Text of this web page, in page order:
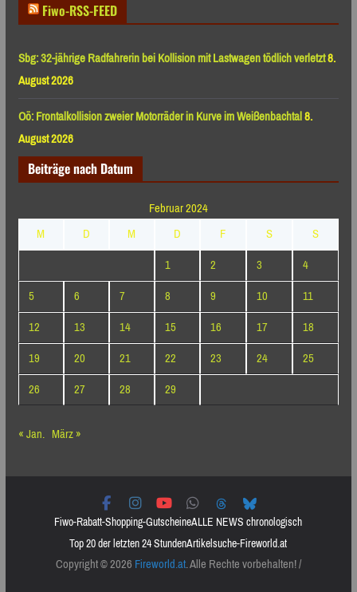
Fiwo-RSS-FEED
Sbg: 32-jährige Radfahrerin bei Kollision mit Lastwagen tödlich verletzt8.
August 2026
Oö: Frontalkollision zweier Motorräder in Kurve im Weißenbachtal8.
August 2026
Beiträge nach Datum
Februar 2024
M
D M D F S
S
1
2 3
4
5
6 7 8 9 10
11
12
13 14 15 16 17
18
19
20 21 22 23 24
25
26
27 28
29
« Jan. März »
Fiwo-Rabatt-Shopping-GutscheineALLE NEWS chronologisch
Top 20 der letzten 24 StundenArtikelsuche-Fireworld.at
Copyright © 2026Fireworld.at. Alle Rechte vorbehalten! /